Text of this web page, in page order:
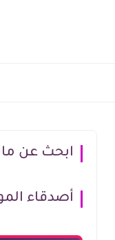
ابحث عن
أصدقاء